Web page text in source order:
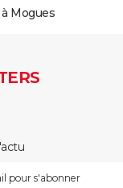
Mogues